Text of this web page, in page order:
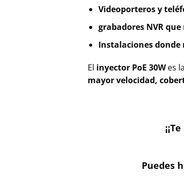
Videoporteros y
grabadores NVR
Instalaciones
El inyector PoE 30Wes
mayor velocidad,
Puedes